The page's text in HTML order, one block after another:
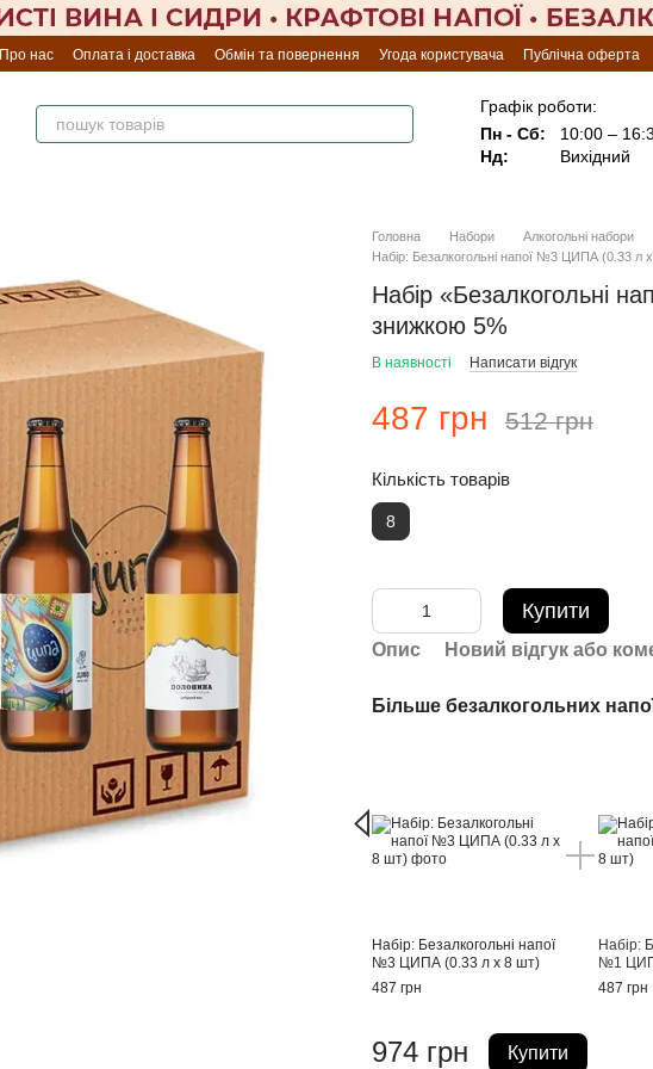
Про нас Оплата і доставка Обмін та повернення Угода користувача Публічна оферта
Графік роботи:
Пн - Сб:
10:00 –
Нд:
Вихідний
Головна Набори Алкогольні набори
Набір: Безалкогольні напої №3 ЦИПА (0.33 л
Набір «Безалкогольні
знижкою 5%
В наявності Написати відгук
487 грн 512 грн
Кількість товарів
8
Купити
Опис Новий відгук або
Більше безалкогольних
Набір: Безалкогольні напої
№3 ЦИПА (0.33 л х 8 шт)
487 грн
Набір:
№1
487 грн
974 грн Купити